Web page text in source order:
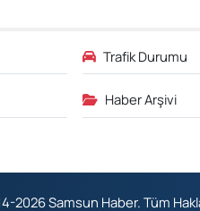
Trafik Durumu
Haber Arşivi
Samsun Haber. Tüm